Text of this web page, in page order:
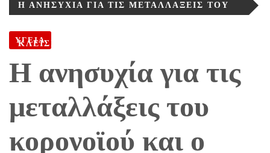
Η ΑΝΗΣΥΧΊΑ ΓΙΑ ΤΙΣ ΜΕΤΑΛΛΆΞΕΙΣ ΤΟΥ
ΚΛΕΊΣΙΜΟ
ΥΓΕΙΑ
Η ανησυχία για τις
μεταλλάξεις του
κορονοϊού και ο